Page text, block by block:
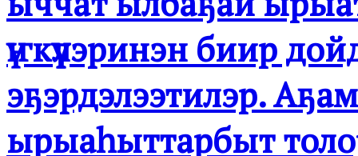
үҥкүүлэринэн биир
эҕэрдэлээтилэр.
ырыаһыттарбыт